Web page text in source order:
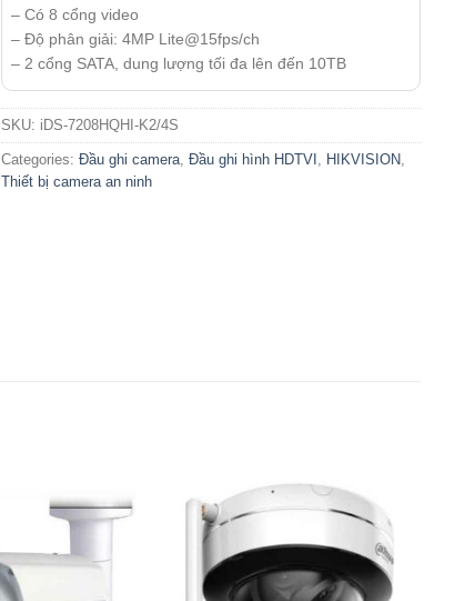
– Có 8 cổng video
– Độ phân giải: 4MP Lite@15fps/ch
– 2 cổng SATA, dung lượng tối đa lên đến 10TB
SKU: iDS-7208HQHI-K2/4S
Categories:Đầu ghi camera,Đầu ghi hình HDTVI , HIKVISION,
Thiết bị camera an ninh